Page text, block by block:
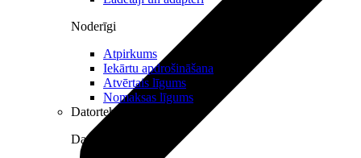
Noderīgi
Atpirkums
Iekārtu apdrošināšana
Atvērtais līgums
Nomaksas līgums
Datortehnika
Datori un Monitori